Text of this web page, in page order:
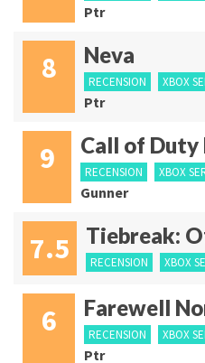
Ptr
8 Neva
RECENSION XBOX
Ptr
9 Call of Duty
RECENSION XBOX
Gunner
7.5 Tiebreak:
RECENSION XBOX
6 Farewell
RECENSION XBOX
Ptr